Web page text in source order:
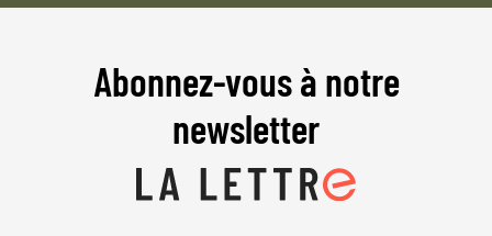
Abonnez-vous à notre
newsletter